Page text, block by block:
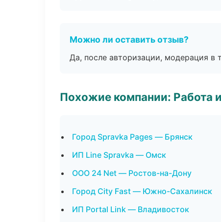
Можно ли оставить отзыв?
Да, после авторизации, модерация в
Похожие компании: Работа
Город Spravka Pages — Брянск
ИП Line Spravka — Омск
ООО 24 Net — Ростов-на-Дону
Город City Fast — Южно-Сахалинск
ИП Portal Link — Владивосток